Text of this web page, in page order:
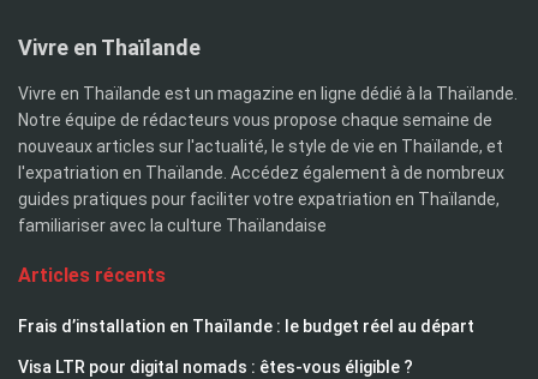
Vivre en Thaïlande
Vivre en Thaïlande est un magazine en ligne dédié à la Thaïlande.
Notre équipe de rédacteurs vous propose chaque semaine de
nouveaux articles sur l'actualité, le style de vie en Thaïlande, et
l'expatriation en Thaïlande. Accédez également à de nombreux
guides pratiques pour faciliter votre expatriation en Thaïlande,
familiariser avec la culture Thaïlandaise
Articles récents
Frais d’installation en Thaïlande : le budget réel au départ
Visa LTR pour digital nomads : êtes-vous éligible ?